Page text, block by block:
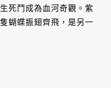
死鬥成為血河奇觀。紫
蝴蝶振翅齊飛，是另一